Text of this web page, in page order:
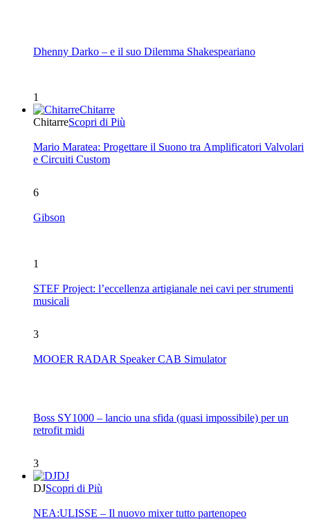
Dhenny Darko – e il suo Dilemma Shakespeariano
1
Chitarre
ChitarreScopri di Più
Mario Maratea: Progettare il Suono tra Amplificatori Valvolari
e Circuiti Custom
6
Gibson
1
STEF Project: l’eccellenza artigianale nei cavi per strumenti
musicali
3
MOOER RADAR Speaker CAB Simulator
Boss SY1000 – lancio una sfida (quasi impossibile) per un
retrofit midi
3
DJ
DJScopri di Più
NEA:ULISSE – Il nuovo mixer tutto partenopeo